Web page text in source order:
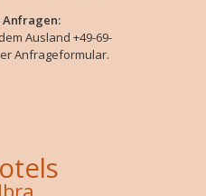
Anfragen:
Ausland +49-69-
Anfrageformular.